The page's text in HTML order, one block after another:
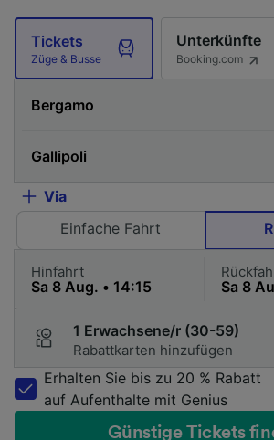
Tickets
Züge & Busse
Unterkünfte
Booking.com
Via
Einfache Fahrt
Hinfahrt
1 Erwachsene/r (30-59)
Rabattkarten hinzufügen
Erhalten Sie bis zu 20 % Rabatt
auf Aufenthalte mit Genius
Günstige Tickets